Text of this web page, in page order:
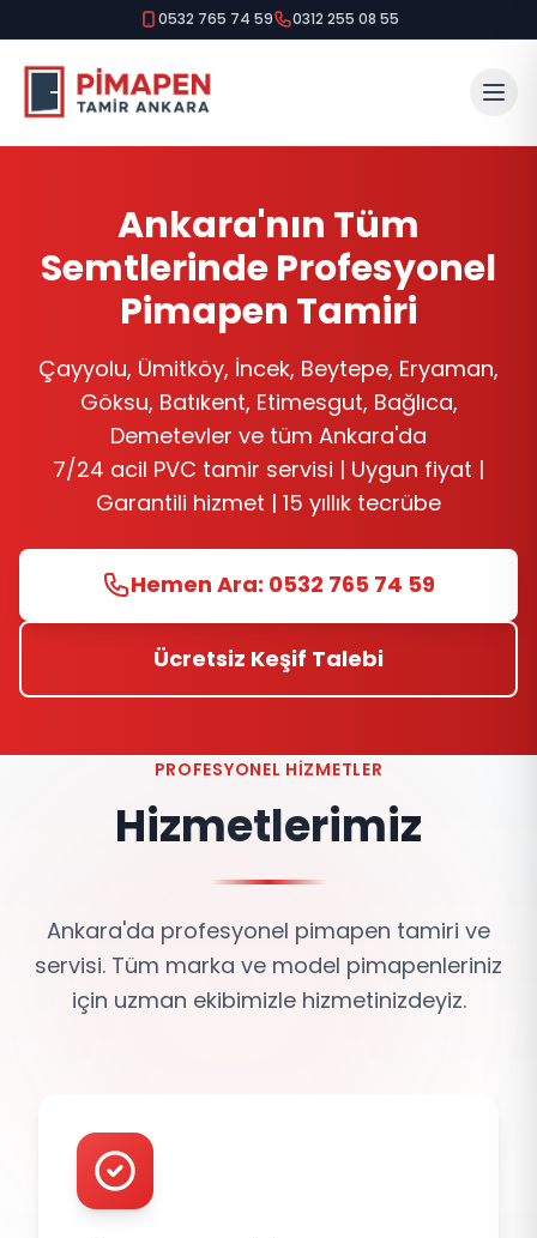
0532 765 74 59 0312 255 08 55
Ankara'nın Tüm
Semtlerinde Profesyonel
Pimapen Tamiri
Çayyolu, Ümitköy, İncek, Beytepe, Eryaman,
Göksu, Batıkent, Etimesgut, Bağlıca,
Demetevler ve tüm Ankara'da
7/24 acil PVC tamir servisi | Uygun fiyat |
Garantili hizmet | 15 yıllık tecrübe
Hemen Ara: 0532 765 74 59
Ücretsiz Keşif Talebi
PROFESYONEL HIZMETLER
Hizmetlerimiz
Ankara'da profesyonel pimapen tamiri ve
servisi. Tüm marka ve model pimapenleriniz
için uzman ekibimizle hizmetinizdeyiz.